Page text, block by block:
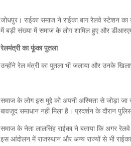
जोधपुर। राईका समाज ने राईका बाग रेलवे स्टेशन
में बड़ी संख्या में समाज के लोग शामिल हुए और
रेलमंत्री का फूंका पुतला
उन्होंने रेल मंत्री का पुतला भी जलाया और उनके
समाज के लोग इस मुद्दे को अपनी अस्मिता से जोड़ा
बावजूद समाधान नहीं मिला है। प्रदर्शन के दौरान
समाज के नेता लालसिंह राईका ने बताया कि अगर
इस आंदोलन में राजस्थान और अन्य राज्यों से भी